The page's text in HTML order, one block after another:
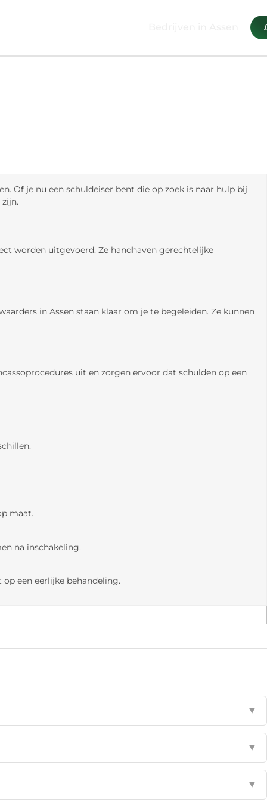
Of je nu een schuldeiser bent die op zoek is naar hulp bij
worden uitgevoerd. Ze handhaven gerechtelijke
in Assen staan klaar om je te begeleiden. Ze kunnen
uit en zorgen ervoor dat schulden op een
maat.
na inschakeling.
een eerlijke behandeling.
▼
▼
▼